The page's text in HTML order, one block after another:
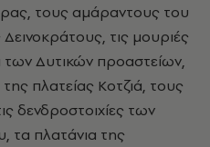
τους αμάραντους του
τις μουριές
των Δυτικών προαστείων,
πλατείας Κοτζιά, τους
δενδροστοιχίες των
τα πλατάνια της